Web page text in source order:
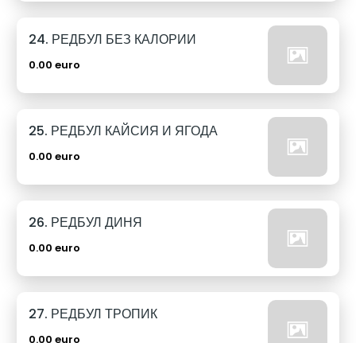
24. РЕДБУЛ БЕЗ КАЛОРИИ
0.00 euro
25. РЕДБУЛ КАЙСИЯ И ЯГОДА
0.00 euro
26. РЕДБУЛ ДИНЯ
0.00 euro
27. РЕДБУЛ ТРОПИК
0.00 euro